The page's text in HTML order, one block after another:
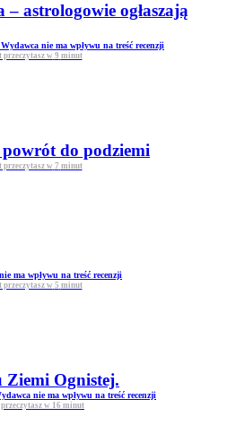
astrologowie ogłaszają
nie ma wpływu na treść recenzji
przeczytasz w 9 minut
do podziemi
przeczytasz w 7 minut
ma wpływu na treść recenzji
przeczytasz w 5 minut
Ognistej.
nie ma wpływu na treść recenzji
w 16 minut